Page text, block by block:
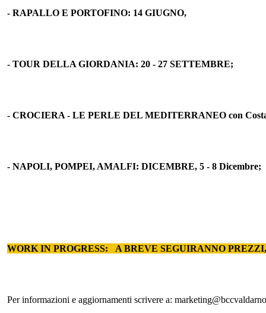
- RAPALLO E PORTOFINO: 14 GIUGNO,
- TOUR DELLA GIORDANIA: 20 - 27 SETTEMBRE;
- CROCIERA - LE PERLE DEL MEDITERRANEO con
- NAPOLI, POMPEI, AMALFI: DICEMBRE, 5 - 8 Dicembre;
WORK IN PROGRESS: A BREVE SEGUIRANNO
Per informazioni e aggiornamenti scrivere a: